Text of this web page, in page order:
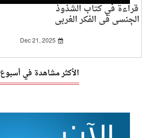
قراءة في كتاب الشذوذ
الجنسي في الفكر الغربي
وأثره على العالم العربي
Dec 21, 2025
الأكثر مشاهدة في أسبوع